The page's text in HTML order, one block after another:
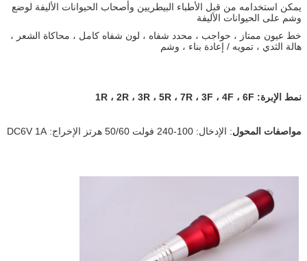
يمكن استخدامه من قبل الأطباء البيطريين وأصحاب الحيوانات الأليفة لوضع
وشم على الحيوانات الأليفة
خط عيون ممتاز ، حواجب ، محدد شفاه ، لون شفاه كامل ، محاكاة الشعر ،
هالة الثدي ، تمويه / إعادة بناء ، وشم
نمط الإبرة: 1R ، 2R ، 3R ، 5R ، 7R ، 3F ، 4F ، 6F
مواصفات المحول: الإدخال: 100-240 فولت 50/60 هرتز الإخراج: DC6V 1A